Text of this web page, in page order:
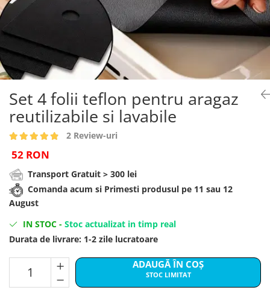
Pentru Copilul din tine
Cadouri Haioase
Cadouri de Casa Noua
Cadouri Majorat
Cadouri pentru Nasi
Cadouri pentru Sefi
Cel ce are tot
Cadouri Nunta si Cununie civila
Cadouri Zodia Pesti
Cani si Termosuri
Jocuri si Puzzle
Produse pentru Calatorie
Seturi de caligrafie
Cadouri Sfantul Andrei
Cadouri Sfantul Alexandru
Cadouri Sfanta Ana
Cadouri Constantin si Elena
Cadouri Sfintii Mihail si Gavriil
Set 4 folii teflon pentru aragaz
reutilizabile si lavabile
2 Review-uri
52 RON
Transport Gratuit > 300 lei
Comanda acum si Primesti produsul pe 11 sau 12
August
IN STOC - Stoc actualizat in timp real
Durata de livrare: 1-2 zile lucratoare
ADAUGĂ ÎN COȘ
STOC LIMITAT